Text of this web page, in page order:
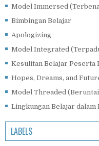
Model Immersed
Bimbingan Belajar
Apologizing
Model Integrated
Kesulitan Belajar Peserta
Hopes, Dreams, and
Model Threaded
Lingkungan Belajar
LABELS